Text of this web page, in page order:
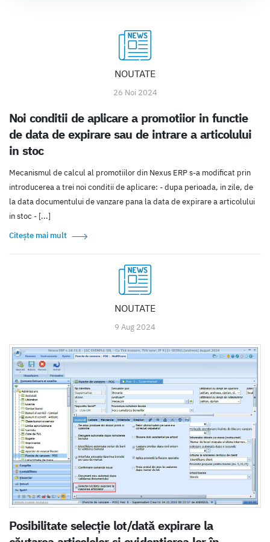
NOUTATE
26 Noi 2024
Noi conditii de aplicare a promotiior in functie
de data de expirare sau de intrare a articolului
in stoc
Mecanismul de calcul al promotiilor din Nexus ERP s-a modificat prin
introducerea a trei noi conditii de aplicare: - dupa perioada, in zile, de
la data documentului de vanzare pana la data de expirare a articolului
in stoc - [...]
Citește mai mult
NOUTATE
9 Aug 2024
Posibilitate selecție lot/dată expirare la